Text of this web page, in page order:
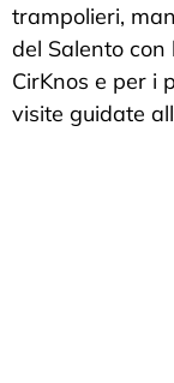
trampolieri,
del Salento con
CirKnos e per i
visite guidate